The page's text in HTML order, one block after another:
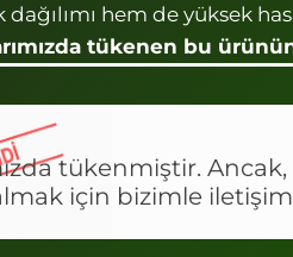
hem de yüksek
tükenen bu
tükenmiştir.
için bizimle